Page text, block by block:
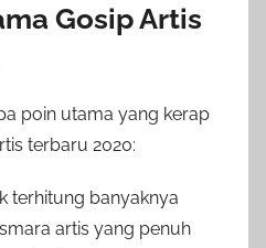
Gosip Artis
poin utama yang kerap
terbaru 2020:
terhitung banyaknya
artis yang penuh